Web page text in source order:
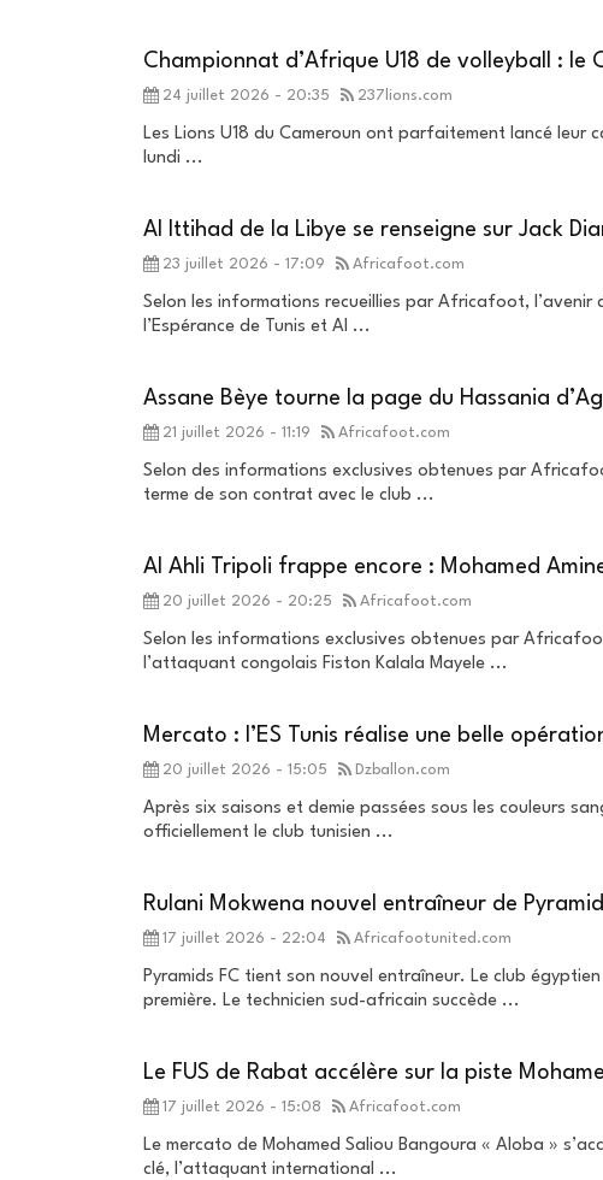
Championnat d’Afrique U18 de volleyball : le
24 juillet 2026 - 20:35 237lions.com
Les Lions U18 du Cameroun ont parfaitement lancé leur
lundi ...
Al Ittihad de la Libye se renseigne sur Jack
23 juillet 2026 - 17:09 Africafoot.com
Selon les informations recueillies par Africafoot, l’avenir
l’Espérance de Tunis et Al ...
Assane Bèye tourne la page du Hassania
21 juillet 2026 - 11:19 Africafoot.com
Selon des informations exclusives obtenues par
terme de son contrat avec le club ...
Al Ahli Tripoli frappe encore : Mohamed
20 juillet 2026 - 20:25 Africafoot.com
Selon les informations exclusives obtenues par
l’attaquant congolais Fiston Kalala Mayele ...
Mercato : l’ES Tunis réalise une belle
20 juillet 2026 - 15:05 Dzballon.com
Après six saisons et demie passées sous les couleurs
officiellement le club tunisien ...
Rulani Mokwena nouvel entraîneur de
17 juillet 2026 - 22:04 Africafootunited.com
Pyramids FC tient son nouvel entraîneur. Le club
première. Le technicien sud-africain succède ...
Le FUS de Rabat accélère sur la piste
17 juillet 2026 - 15:08 Africafoot.com
Le mercato de Mohamed Saliou Bangoura « Aloba »
clé, l’attaquant international ...